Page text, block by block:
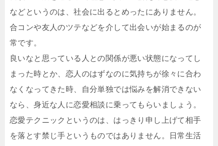
などというのは、社会に出るとめったにありません。
合コンや友人のツテなどを介して出会いが始まるのが
常です。
良いなと思っている人との関係が悪い状態になってし
まった時とか、恋人のはずなのに気持ちが徐々に合わ
なくなってきた時、自分単独では悩みを解消できない
なら、身近な人に恋愛相談に乗ってもらいましょう。
恋愛テクニックというのは、はっきり申し上げて相手
を落とす禁じ手というものではありません。日常生活